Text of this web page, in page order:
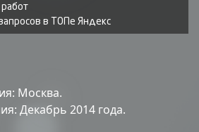
в ТОПе Яндекс
Москва.
Декабрь 2014 года.